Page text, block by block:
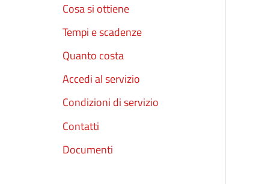
Cosa si ottiene
Tempi e scadenze
Quanto costa
Accedi al servizio
Condizioni di servizio
Contatti
Documenti